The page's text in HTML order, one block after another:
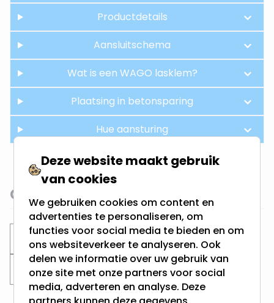
Productdetails
Aansluitschema
Wat is een WAGO lasklem?
Plaatsing in betonsparing
Hue aansturing
Gerelateerde categorieën
Inbouwspots Philips Hue inbouwspots
Zaagmaat 70MM
Deze website maakt gebruik
van cookies
We gebruiken cookies om content en
advertenties te personaliseren, om
functies voor social media te bieden en om
ons websiteverkeer te analyseren. Ook
delen we informatie over uw gebruik van
onze site met onze partners voor social
media, adverteren en analyse. Deze